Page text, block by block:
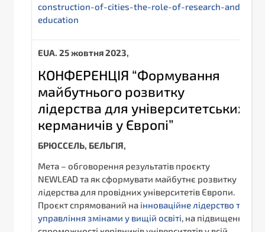
construction-of-cities-the-role-of-research-and-
education
EUA. 25жовтня2023,
КОНФЕРЕНЦІЯ “Формування
майбутнього розвитку
лідерства для університетських
керманичів у Європі”
БРЮССЕЛЬ, БЕЛЬГІЯ,
Мета – обговорення результатів проєкту
NEWLEAD та як сформувати майбутнє розвитку
лідерства для провідних університетів Європи.
Проєкт спрямований на інноваційне лідерство та
управління змінами у вищій освіті, на підвищення